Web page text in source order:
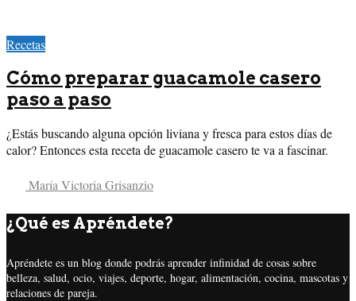
Recetas
Cómo preparar guacamole casero
paso a paso
¿Estás buscando alguna opción liviana y fresca para estos días de
calor? Entonces esta receta de guacamole casero te va a fascinar.
María Victoria Grisanzio
¿Qué es Apréndete?
Apréndete es un blog donde podrás aprender infinidad de cosas sobre
belleza, salud, ocio, viajes, deporte, hogar, alimentación, cocina, mascotas y
relaciones de pareja.